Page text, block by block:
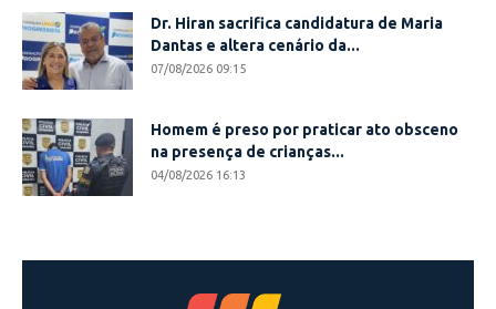
Dr. Hiran sacrifica candidatura de Maria
Dantas e altera cenário da...
07/08/2026 09:15
Homem é preso por praticar ato obsceno
na presença de crianças...
04/08/2026 16:13